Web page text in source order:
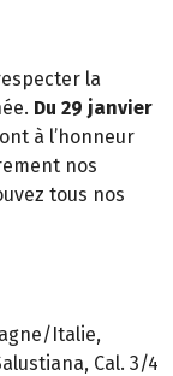
la
Du 29 janvier
à l’honneur
nos
tous nos
Italie,
Cal. 3/4